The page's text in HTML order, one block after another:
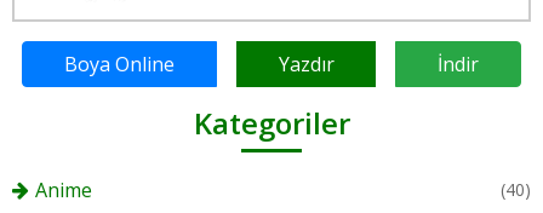
Boya Online Yazdır İndir
Kategoriler
Anime (40)